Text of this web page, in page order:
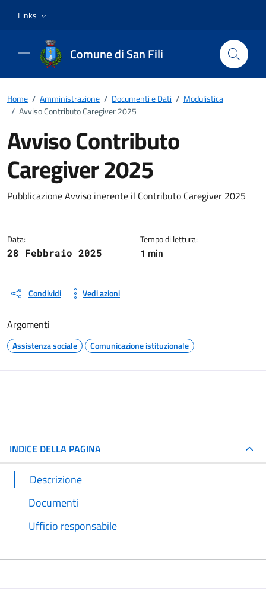
Links
Comune di San Fili
Home / Amministrazione / Documenti e Dati / Modulistica
/ Avviso Contributo Caregiver 2025
Avviso Contributo
Caregiver 2025
Dettagli del documento
Pubblicazione Avviso inerente il Contributo Caregiver 2025
Data:
28 Febbraio 2025
Tempo di lettura:
1 min
Condividi Vedi azioni
Argomenti
Assistenza sociale Comunicazione istituzionale
INDICE DELLA PAGINA
Descrizione
Documenti
Ufficio responsabile